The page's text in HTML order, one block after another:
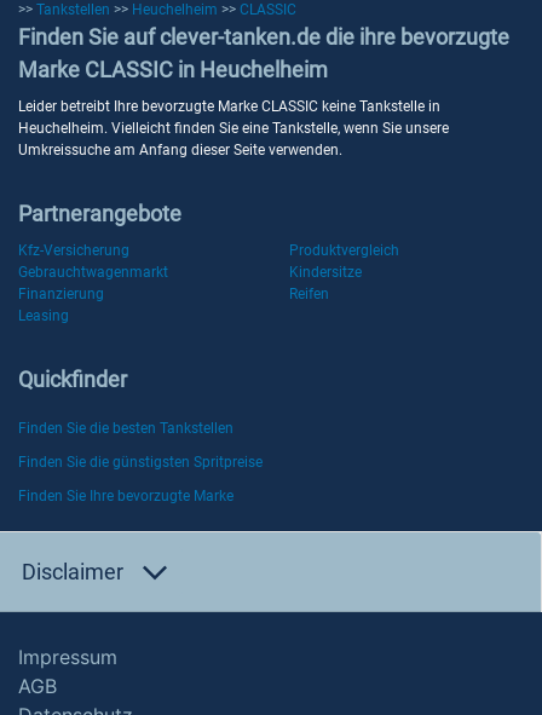
>> Tankstellen >> Heuchelheim >> CLASSIC
Finden Sie auf clever-tanken.de die ihre bevorzugte
Marke CLASSIC in Heuchelheim
Leider betreibt Ihre bevorzugte Marke CLASSIC keine Tankstelle in
Heuchelheim. Vielleicht finden Sie eine Tankstelle, wenn Sie unsere
Umkreissuche am Anfang dieser Seite verwenden.
Partnerangebote
Kfz-Versicherung
Produktvergleich
Gebrauchtwagenmarkt
Kindersitze
Finanzierung
Reifen
Leasing
Quickfinder
Finden Sie die besten Tankstellen
Finden Sie die günstigsten Spritpreise
Finden Sie Ihre bevorzugte Marke
Disclaimer
Impressum
AGB